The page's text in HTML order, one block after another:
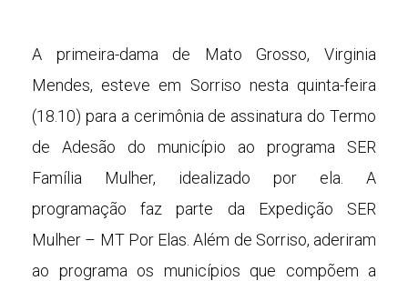
A primeira-dama de Mato Grosso, Virginia
Mendes, esteve em Sorriso nesta quinta-feira
(18.10) para a cerimônia de assinatura do Termo
de Adesão do município ao programa SER
Família Mulher, idealizado por ela. A
programação faz parte da Expedição SER
Mulher – MT Por Elas. Além de Sorriso, aderiram
ao programa os municípios que compõem a